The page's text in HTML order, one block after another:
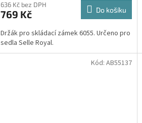
636 Kč bez DPH
769 Kč Do košíku
Držák pro skládací zámek 6055. Určeno pro
sedla Selle Royal.
Kód: AB55137